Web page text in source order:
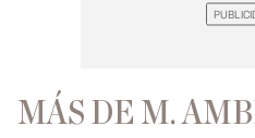
MÁS DE M.